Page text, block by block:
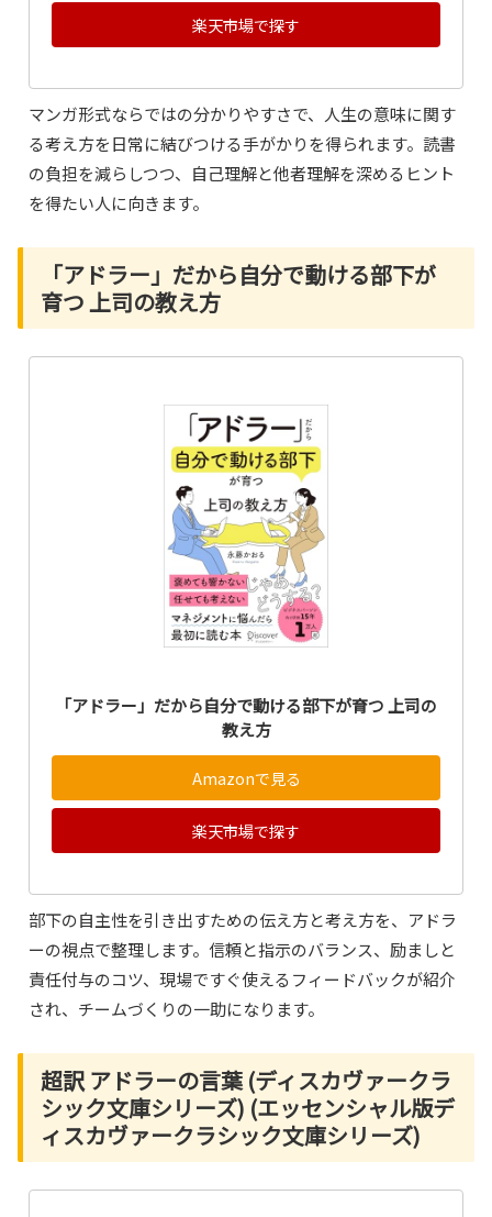
楽天市場で探す
マンガ形式ならではの分かりやすさで、人生の意味に関す
る考え方を日常に結びつける手がかりを得られます。読書
の負担を減らしつつ、自己理解と他者理解を深めるヒント
を得たい人に向きます。
「アドラー」だから自分で動ける部下が
育つ 上司の教え方
「アドラー」だから自分で動ける部下が育つ 上司の
教え方
Amazonで見る
楽天市場で探す
部下の自主性を引き出すための伝え方と考え方を、アドラ
ーの視点で整理します。信頼と指示のバランス、励ましと
責任付与のコツ、現場ですぐ使えるフィードバックが紹介
され、チームづくりの一助になります。
超訳 アドラーの言葉 (ディスカヴァークラ
シック文庫シリーズ) (エッセンシャル版デ
ィスカヴァークラシック文庫シリーズ)